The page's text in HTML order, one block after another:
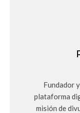
Fundador
plataforma
misión de